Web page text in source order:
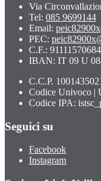
Via
Tel: 085 9699144
Email:
PEC:
C.F.: 91111570684
IBAN: IT 09 U
C.C.P.
Codice Univoco |
Codice IPA:
Seguici su
Facebook
Instagram